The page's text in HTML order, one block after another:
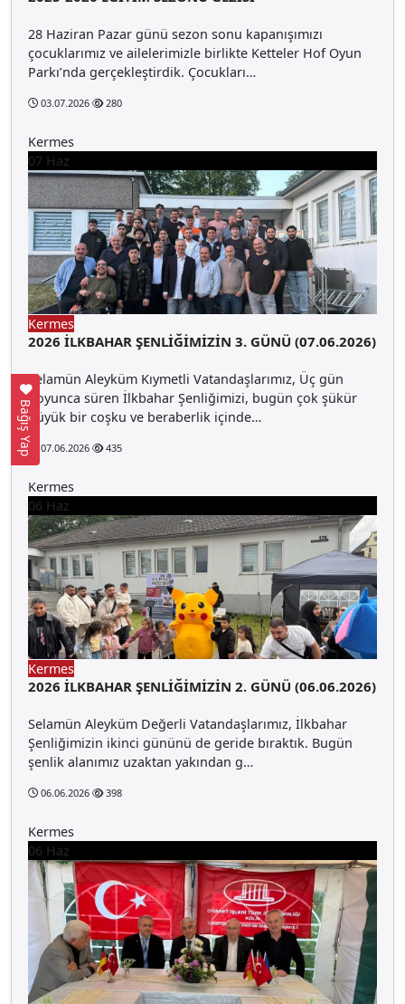
Bağış Yap
28 Haziran Pazar günü sezon sonu kapanışımızı
çocuklarımız ve ailelerimizle birlikte Ketteler Hof Oyun
Parkı’nda gerçekleştirdik. Çocukları…
03.07.2026 280
Kermes
07 Haz
Kermes
2026 İLKBAHAR ŞENLİĞİMİZİN 3. GÜNÜ (07.06.2026)
Selamün Aleyküm Kıymetli Vatandaşlarımız, Üç gün
boyunca süren İlkbahar Şenliğimizi, bugün çok şükür
büyük bir coşku ve beraberlik içinde…
07.06.2026 435
Kermes
06 Haz
Kermes
2026 İLKBAHAR ŞENLİĞİMİZİN 2. GÜNÜ (06.06.2026)
Selamün Aleyküm Değerli Vatandaşlarımız, İlkbahar
Şenliğimizin ikinci gününü de geride bıraktık. Bugün
şenlik alanımız uzaktan yakından g…
06.06.2026 398
Kermes
06 Haz